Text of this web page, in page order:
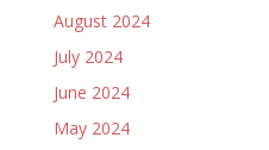
August 2024
July 2024
June 2024
May 2024